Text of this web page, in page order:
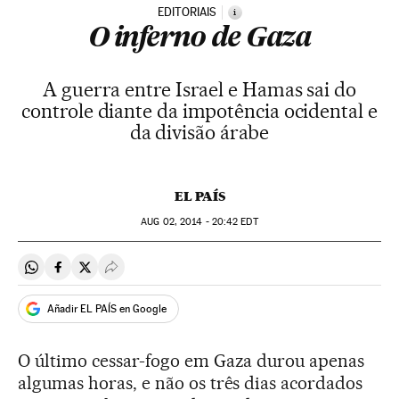
EDITORIAIS i
O inferno de Gaza
A guerra entre Israel e Hamas sai do
controle diante da impotência ocidental e
da divisão árabe
EL PAÍS
AUG 02, 2014 - 20:42 EDT
Compartir en Whatsapp
Compartir en Facebook
Compartir en Twitter
Desplegar Redes Sociales
Añadir EL PAÍS en Google
O último cessar-fogo em Gaza durou apenas
algumas horas, e não os três dias acordados